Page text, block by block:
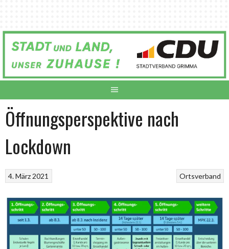
Inhalt
Öffnungsperspektive nach
Lockdown
Ortsverband
4. März 2021